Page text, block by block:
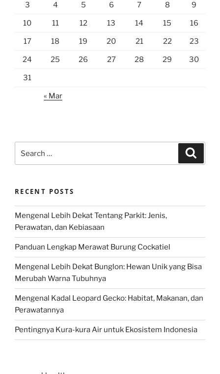
3 4 5 6 7 8 9
10 11 12 13 14 15 16
17 18 19 20 21 22 23
24 25 26 27 28 29 30
31
« Mar
for:
RECENT POSTS
Mengenal Lebih Dekat Tentang Parkit: Jenis,
Perawatan, dan Kebiasaan
Panduan Lengkap Merawat Burung Cockatiel
Mengenal Lebih Dekat Bunglon: Hewan Unik yang Bisa
Merubah Warna Tubuhnya
Mengenal Kadal Leopard Gecko: Habitat, Makanan, dan
Perawatannya
Pentingnya Kura-kura Air untuk Ekosistem Indonesia